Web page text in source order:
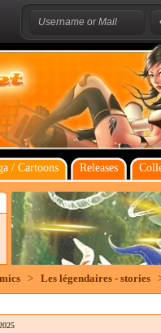
/ Cartoons Releases
> Les légendaires - stories